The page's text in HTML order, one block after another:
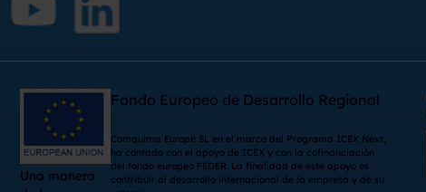
Una manera
Fondo Europeo de Desarrollo Regional
Comquima Europe SL en el marco del Programa ICEX Next,
ha contado con el apoyo de ICEX y con la cofinanciación
del fondo europeo FEDER. La finalidad de este apoyo es
contribuir al desarrollo internacional de la empresa y de su